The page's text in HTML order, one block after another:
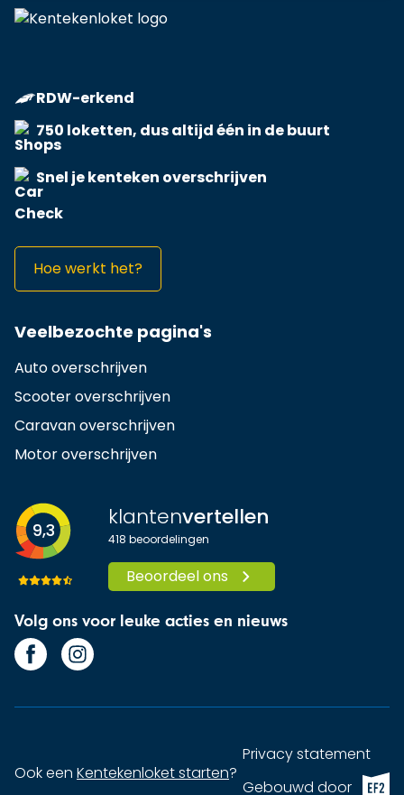
RDW-erkend
750 loketten, dus altijd één in de buurt
Snel je kenteken overschrijven
Hoe werkt het?
Veelbezochte pagina's
Auto overschrijven
Scooter overschrijven
Caravan overschrijven
Motor overschrijven
9,3 klantenvertellen
418 beoordelingen
Beoordeel ons
Volg ons voor leuke acties en nieuws
Ook een Kentekenloket starten?
Privacy statement
Gebouwd doorEF2